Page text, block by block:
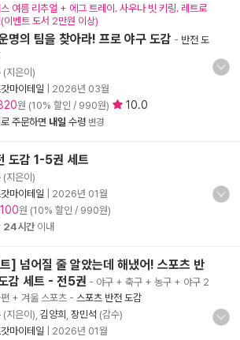
여름 리추얼 + 에그 트레이. 사우나 빗 키링. 레트로
이벤트 도서 2만원 이상)
명의 팀을 찾아라! 프로 야구 도감 - 반전 도
(지은이)
마이테일
2026년 03월
원 (10% 할인 / 990원) 10.0
로 주문하면 내일 수령 변경
도감 1-5권 세트
(지은이)
마이테일
2026년 01월
원 (10% 할인 / 990원)
24시간이내
] 넘어질 줄 알았는데 해냈어! 스포츠 반
감 세트 - 전5권 - 야구 + 축구 + 농구 + 야구 2
+ 겨울 스포츠 - 스포츠 반전 도감
(지은이), 김양희 장민석 (감수)
마이테일
2026년 01월